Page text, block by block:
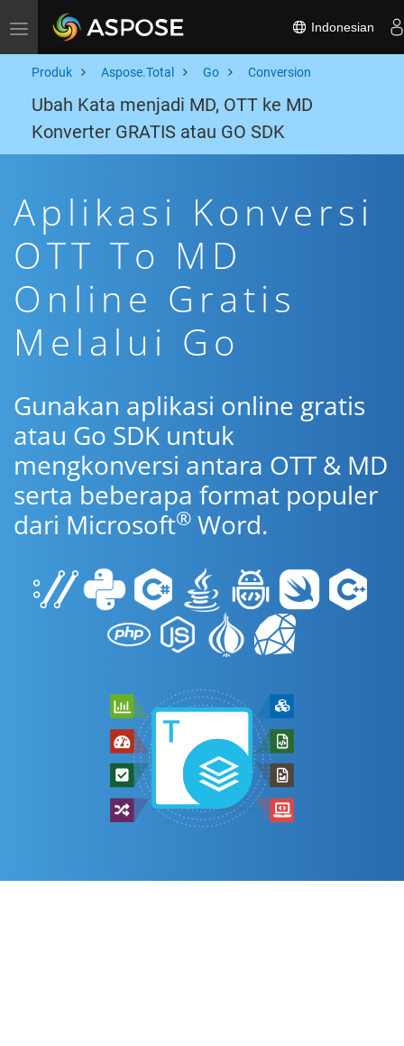
Toggle navigation Indonesian
Produk Aspose.Total Go Conversion
Ubah Kata menjadi MD, OTT ke MD
Konverter GRATIS atau GO SDK
Aplikasi Konversi
OTT To MD
Online Gratis
Melalui Go
Gunakan aplikasi online gratis
atau Go SDK untuk
mengkonversi antara OTT & MD
serta beberapa format populer
dari Microsoft® Word.